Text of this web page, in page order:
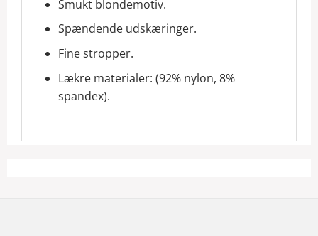
Smukt blondemotiv.
Spændende udskæringer.
Fine stropper.
Lækre materialer: (92% nylon, 8%
spandex).